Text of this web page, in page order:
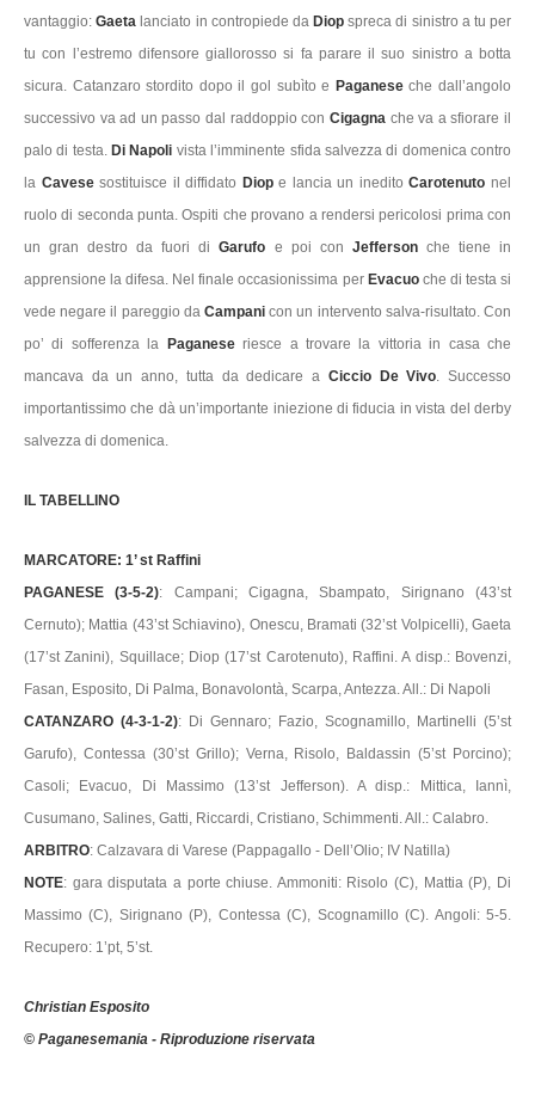
vantaggio:Gaeta lanciato in contropiede da Diop spreca di sinistro a tu per
tu con l’estremo difensore giallorosso si fa parare il suo sinistro a botta
sicura. Catanzaro stordito dopo il gol subìto e Paganeseche dall’angolo
successivo va ad un passo dal raddoppio con Cigagnache va a sfiorare il
palo di testa. Di Napoli vista l’imminente sfida salvezza di domenica contro
la Cavesesostituisce il diffidato Diope lancia un ineditoCarotenuto nel
ruolo di seconda punta. Ospiti che provano a rendersi pericolosi prima con
un gran destro da fuori diGarufo e poi con Jeffersonche tiene in
apprensione la difesa. Nel finale occasionissima per Evacuoche di testa si
vede negare il pareggio da Campani con un intervento salva-risultato. Con
po’ di sofferenza la
Paganeseriesce a trovare la vittoria in casa che
mancava da un anno, tutta da dedicare a Ciccio De Vivo. Successo
importantissimo che dà un’importante iniezione di fiducia in vista del derby
salvezza di domenica.
IL TABELLINO
MARCATORE: 1’ st Raffini
PAGANESE (3-5-2): Campani; Cigagna, Sbampato, Sirignano (43’st
Cernuto); Mattia (43’st Schiavino), Onescu, Bramati (32’st Volpicelli), Gaeta
(17’st Zanini), Squillace; Diop (17’st Carotenuto), Raffini. A disp.: Bovenzi,
Fasan, Esposito, Di Palma, Bonavolontà, Scarpa, Antezza. All.: Di Napoli
CATANZARO (4-3-1-2): Di Gennaro; Fazio, Scognamillo, Martinelli (5’st
Garufo), Contessa (30’st Grillo); Verna, Risolo, Baldassin (5’st Porcino);
Casoli; Evacuo, Di Massimo (13’st Jefferson). A disp.: Mittica, Iannì,
Cusumano, Salines, Gatti, Riccardi, Cristiano, Schimmenti. All.: Calabro.
ARBITRO: Calzavara di Varese (Pappagallo - Dell’Olio; IV Natilla)
NOTE: gara disputata a porte chiuse. Ammoniti: Risolo (C), Mattia (P), Di
Massimo (C), Sirignano (P), Contessa (C), Scognamillo (C). Angoli: 5-5.
Recupero: 1’pt, 5’st.
Christian Esposito
© Paganesemania - Riproduzione riservata